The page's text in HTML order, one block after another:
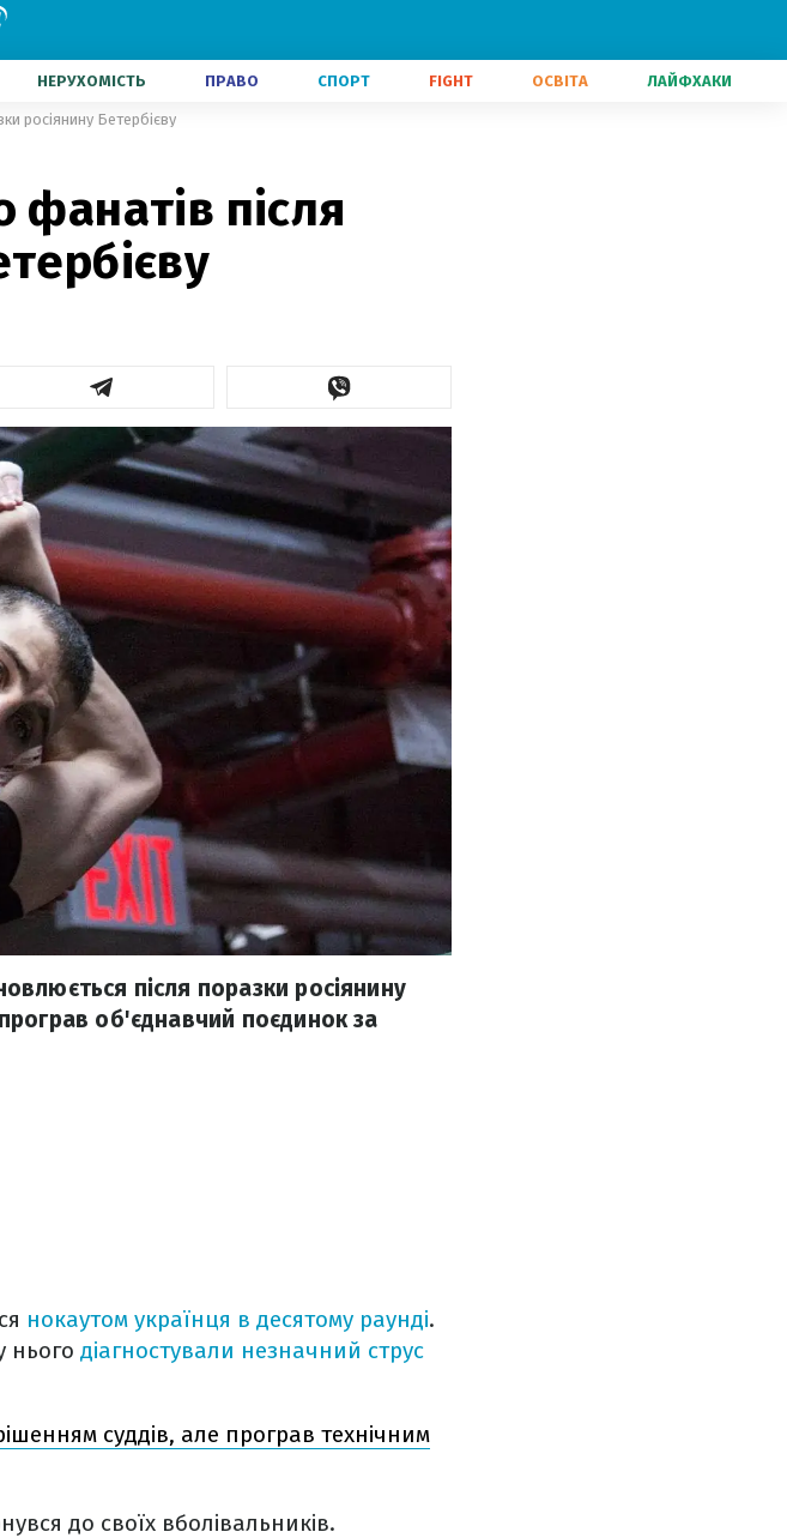
НЕРУХОМІСТЬ ПРАВО СПОРТ FIGHT ОСВІТА ЛАЙФХАКИ
росіянину Бетербієву
фанатів після
після поразки росіянину
об'єднавчий поєдинок за
нокаутом українця в десятому раунді.
нього діагностували незначний струс
суддів, але програв технічним
до своїх вболівальників.